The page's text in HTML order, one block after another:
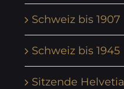
Schweiz bis 1907
Schweiz bis 1945
Sitzende Helvetia